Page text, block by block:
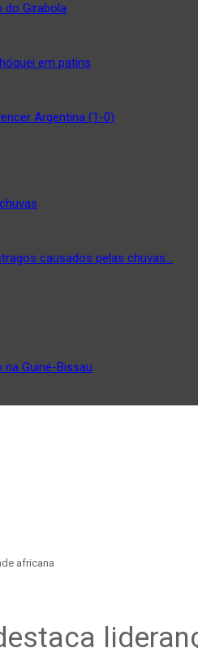
do Girabola
em patins
Argentina (1-0)
causados pelas chuvas…
Guiné-Bissau
africana